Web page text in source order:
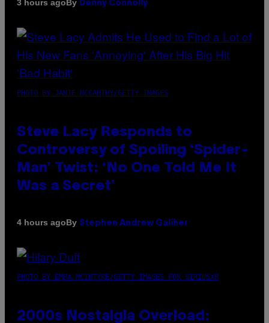
3 hours agoBy Denny Connolly
PHOTO BY JAMIE MCCARTHY/GETTY IMAGES
Steve Lacy Responds to
Controversy of Spoiling ‘Spider-
Man’ Twist: ‘No One Told Me It
Was a Secret’
4 hours agoBy Stephen Andrew Galiher
PHOTO BY EMMA MCINTYRE/GETTY IMAGES FOR SIRIUSXM
2000s Nostalgia Overload: